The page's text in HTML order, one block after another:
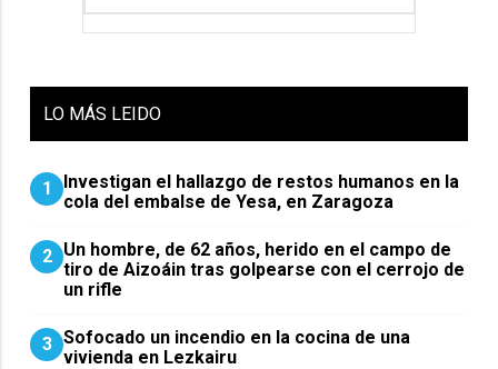
LO MÁS LEIDO
1
Investigan el hallazgo de restos humanos en la
cola del embalse de Yesa, en Zaragoza
2 Un hombre, de 62 años, herido en el campo de
tiro de Aizoáin tras golpearse con el cerrojo de
un rifle
3 Sofocado un incendio en la cocina de una
vivienda en Lezkairu